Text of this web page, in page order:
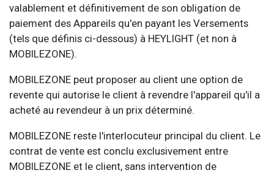
valablement et définitivement de son obligation de
paiement des Appareils qu'en payant les Versements
(tels que définis ci-dessous) à HEYLIGHT (et non à
MOBILEZONE).
MOBILEZONE peut proposer au client une option de
revente qui autorise le client à revendre l'appareil qu'il a
acheté au revendeur à un prix déterminé.
MOBILEZONE reste l'interlocuteur principal du client. Le
contrat de vente est conclu exclusivement entre
MOBILEZONE et le client, sans intervention de